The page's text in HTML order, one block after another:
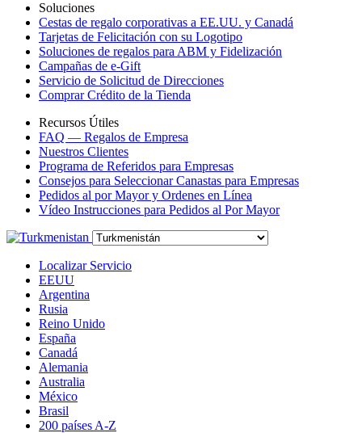
Soluciones
Cestas de regalo corporativas a EE.UU. y Canadá
Tarjetas de Felicitación con su Logotipo
Soluciones de regalos para ABM y Fidelización
Campañas de e-Gift
Servicio de Solicitud de Direcciones
Comprar Crédito de la Tienda
Recursos Útiles
FAQ — Regalos de Empresa
Nuestros Clientes
Programa de Referidos para Empresas
Consejos para Seleccionar Canastas para Empresas
Pedidos al por Mayor y Ordenes en Línea
Vídeo Instrucciones para Pedidos al Por Mayor
Localizar Servicio
EEUU
Argentina
Rusia
Reino Unido
España
Canadá
Alemania
Australia
México
Brasil
200 países A-Z